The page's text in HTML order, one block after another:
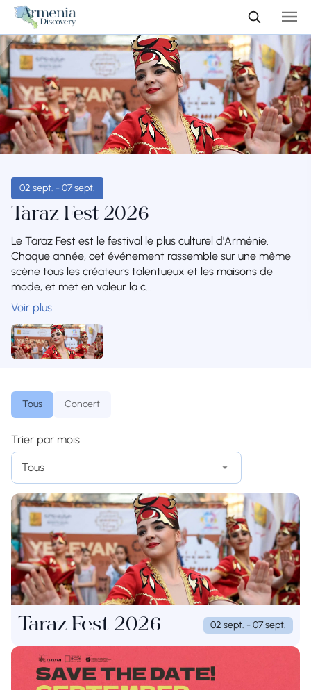
02 sept. - 07 sept.
Taraz Fest 2026
Le Taraz Fest est le festival le plus culturel d'Arménie.
Chaque année, cet événement rassemble sur une même
scène tous les créateurs talentueux et les maisons de
mode, et met en valeur la c...
Voir plus
Tous Concert
Trier par mois
Tous
Taraz Fest 2026 02 sept. - 07 sept.